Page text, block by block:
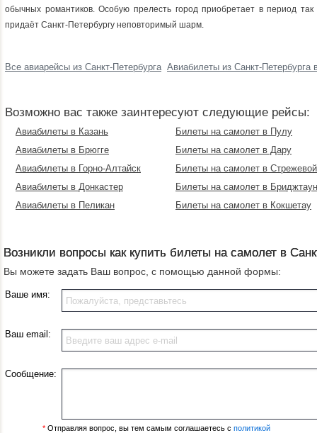
обычных романтиков. Особую прелесть город приобретает в период
придаёт Санкт-Петербургу неповторимый шарм.
Все авиарейсы из Санкт-Петербурга Авиабилеты из Санкт-Петербурга
Возможно вас также заинтересуют следующие рейсы:
Авиабилеты в Казань
Авиабилеты в Брюгге
Авиабилеты в Горно-Алтайск
Авиабилеты в Донкастер
Авиабилеты в Пеликан
Билеты на самолет в Пулу
Билеты на самолет в Дару
Билеты на самолет в Стрежевой
Билеты на самолет в Бриджтаун
Билеты на самолет в Кокшетау
Возникли вопросы как купить билеты на самолет в
Вы можете задать Ваш вопрос, с помощью данной формы:
Ваше имя:
Ваш email:
Сообщение:
* Отправляя вопрос, вы тем самым соглашаетесь с политикой